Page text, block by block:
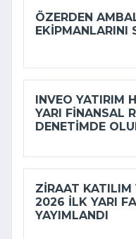
ÖZERDEN
EKIPMANLARINI
INVEO YATIRIM
YARI FINANSAL
DENETIMDE
ZIRAAT KATILIM
2026 ILK YARI
YAYIMLANDI